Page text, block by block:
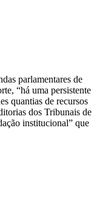
parlamentares de
“há uma persistente
quantias de recursos
dos Tribunais de
institucional” que